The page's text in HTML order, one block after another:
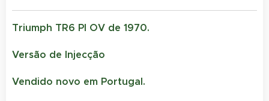
Triumph TR6 PI OV de 1970.
Versão de Injecção
Vendido novo em Portugal.